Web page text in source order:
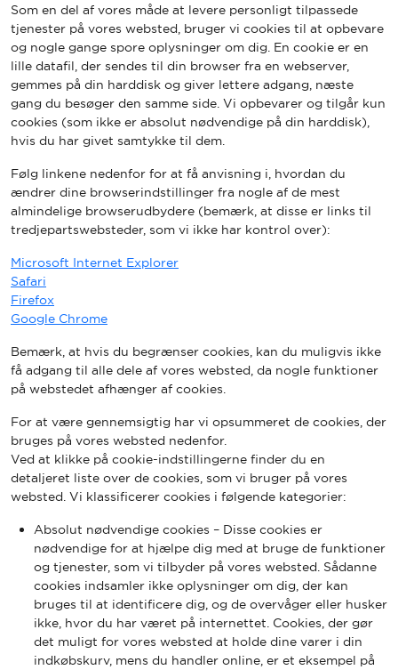
Som en del af vores måde at levere personligt tilpassede
tjenester på vores websted, bruger vi cookies til at opbevare
og nogle gange spore oplysninger om dig. En cookie er en
lille datafil, der sendes til din browser fra en webserver,
gemmes på din harddisk og giver lettere adgang, næste
gang du besøger den samme side. Vi opbevarer og tilgår kun
cookies (som ikke er absolut nødvendige på din harddisk),
hvis du har givet samtykke til dem.
Følg linkene nedenfor for at få anvisning i, hvordan du
ændrer dine browserindstillinger fra nogle af de mest
almindelige browserudbydere (bemærk, at disse er links til
tredjepartswebsteder, som vi ikke har kontrol over):
Microsoft Internet Explorer
Safari
Firefox
Google Chrome
Bemærk, at hvis du begrænser cookies, kan du muligvis ikke
få adgang til alle dele af vores websted, da nogle funktioner
på webstedet afhænger af cookies.
For at være gennemsigtig har vi opsummeret de cookies, der
bruges på vores websted nedenfor.
Ved at klikke på cookie-indstillingerne finder du en
detaljeret liste over de cookies, som vi bruger på vores
websted. Vi klassificerer cookies i følgende kategorier:
Absolut nødvendige cookies – Disse cookies er
nødvendige for at hjælpe dig med at bruge de funktioner
og tjenester, som vi tilbyder på vores websted. Sådanne
cookies indsamler ikke oplysninger om dig, der kan
bruges til at identificere dig, og de overvåger eller husker
ikke, hvor du har været på internettet. Cookies, der gør
det muligt for vores websted at holde dine varer i din
indkøbskurv, mens du handler online, er et eksempel på